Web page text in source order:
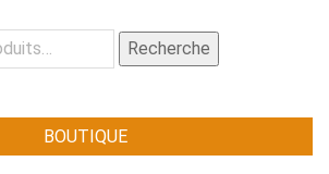
Recherche
BOUTIQUE